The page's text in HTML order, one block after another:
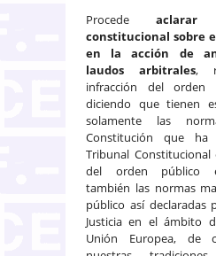
Procede
constitucional sobre
en la acción de
laudos arbitrales,
infracción del orden
diciendo que tienen
solamente las
Constitución que ha
Tribunal
del orden público
también las normas
público así declaradas
Justicia en el ámbito
Unión Europea, de